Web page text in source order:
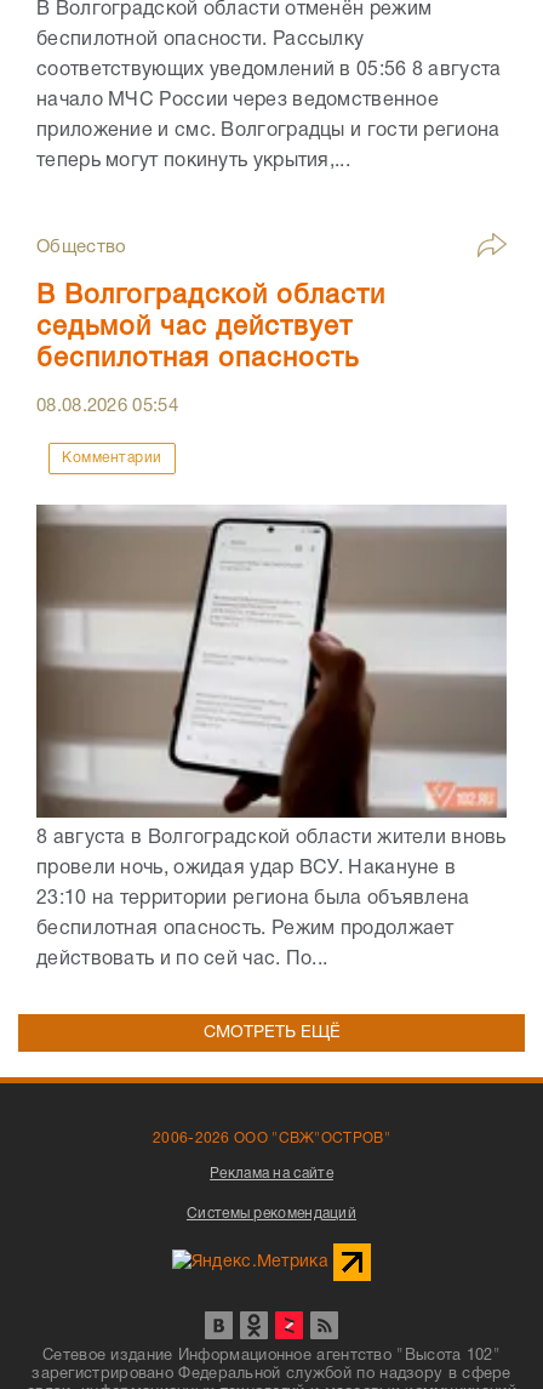
В Волгоградской области отменён режим
беспилотной опасности. Рассылку
соответствующих уведомлений в 05:56 8 августа
начало МЧС России через ведомственное
приложение и смс. Волгоградцы и гости региона
теперь могут покинуть укрытия,...
Общество
В Волгоградской области
седьмой час действует
беспилотная опасность
08.08.202605:54
Комментарии
8 августа в Волгоградской области жители вновь
провели ночь, ожидая удар ВСУ. Накануне в
23:10 на территории региона была объявлена
беспилотная опасность. Режим продолжает
действовать и по сей час. По...
СМОТРЕТЬ ЕЩЁ
2006-2026 ООО "СВЖ"ОСТРОВ"
Реклама на сайте
Системы рекомендаций
Сетевое издание Информационное агентство "Высота 102"
зарегистрировано Федеральной службой по надзору в сфере